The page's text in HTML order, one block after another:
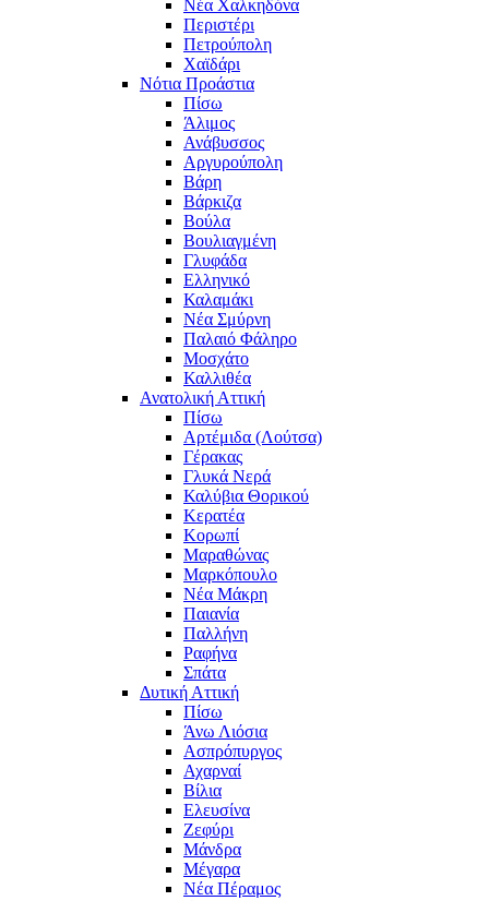
Νέα Χαλκηδόνα
Περιστέρι
Πετρούπολη
Χαϊδάρι
Νότια Προάστια
Πίσω
Άλιμος
Ανάβυσσος
Αργυρούπολη
Βάρη
Βάρκιζα
Βούλα
Βουλιαγμένη
Γλυφάδα
Ελληνικό
Καλαμάκι
Νέα Σμύρνη
Παλαιό Φάληρο
Μοσχάτο
Καλλιθέα
Ανατολική Αττική
Πίσω
Αρτέμιδα (Λούτσα)
Γέρακας
Γλυκά Νερά
Καλύβια Θορικού
Κερατέα
Κορωπί
Μαραθώνας
Μαρκόπουλο
Νέα Μάκρη
Παιανία
Παλλήνη
Ραφήνα
Σπάτα
Δυτική Αττική
Πίσω
Άνω Λιόσια
Ασπρόπυργος
Αχαρναί
Βίλια
Ελευσίνα
Ζεφύρι
Μάνδρα
Μέγαρα
Νέα Πέραμος